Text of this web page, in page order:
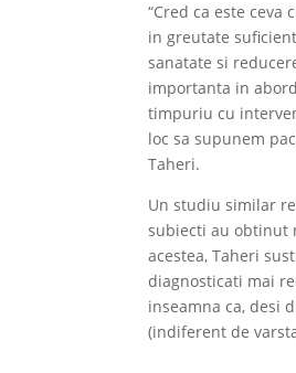
“Cred ca este
in greutate
sanatate si
importanta in
timpuriu cu
loc sa supunem
Taheri.
Un studiu similar
subiecti au obtinut
acestea, Taheri
diagnosticati mai
inseamna ca, desi
(indiferent de